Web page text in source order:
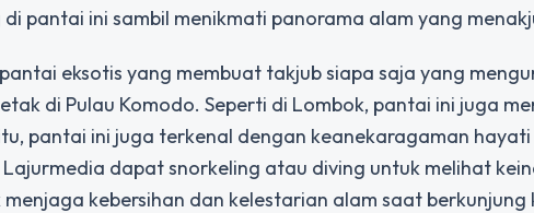
pantai ini sambil menikmati panorama alam yang
eksotis yang membuat takjub siapa saja yang
di Pulau Komodo. Seperti di Lombok, pantai ini juga
pantai ini juga terkenal dengan keanekaragaman
dapat snorkeling atau diving untuk melihat
kebersihan dan kelestarian alam saat berkunjung